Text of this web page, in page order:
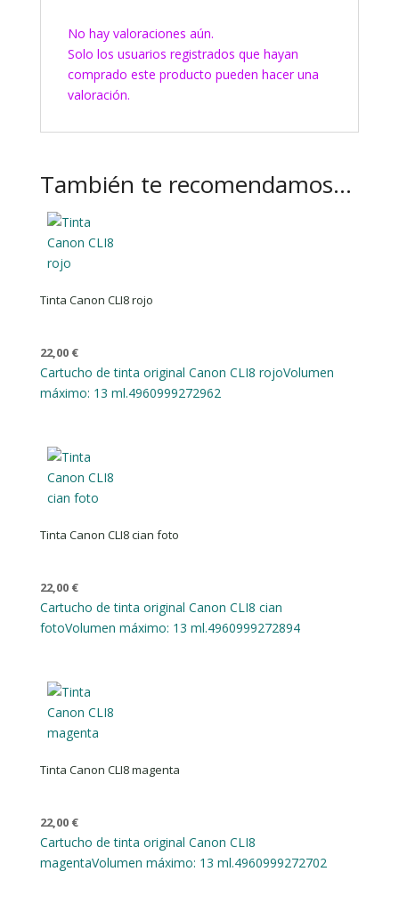
No hay valoraciones aún.
Solo los usuarios registrados que hayan
comprado este producto pueden hacer una
valoración.
También te recomendamos…
Tinta Canon CLI8 rojo
22,00 €
Cartucho de tinta original Canon CLI8 rojoVolumen
máximo: 13 ml.4960999272962
Tinta Canon CLI8 cian foto
22,00 €
Cartucho de tinta original Canon CLI8 cian
fotoVolumen máximo: 13 ml.4960999272894
Tinta Canon CLI8 magenta
22,00 €
Cartucho de tinta original Canon CLI8
magentaVolumen máximo: 13 ml.4960999272702